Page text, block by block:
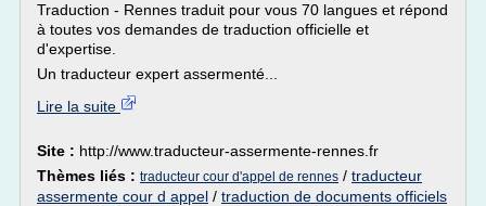
Traduction - Rennes traduit pour vous 70 langues et répond
à toutes vos demandes de traduction officielle et
d'expertise.
Un traducteur expert assermenté...
Lire la suite
Site : http://www.traducteur-assermente-rennes.fr
Thèmes liés : traducteur cour d'appel de rennes / traducteur
assermente cour d appel / traduction de documents officiels